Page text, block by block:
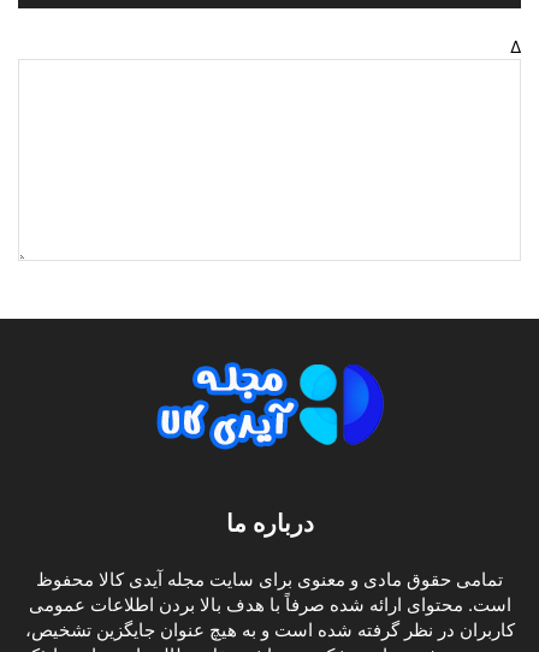
Δ
درباره ما
تمامی حقوق مادی و معنوی برای سایت مجله آیدی کالا محفوظ
است. محتوای ارائه شده صرفاً با هدف بالا بردن اطلاعات عمومی
کاربران در نظر گرفته شده است و به هیچ عنوان جایگزین تشخیص،